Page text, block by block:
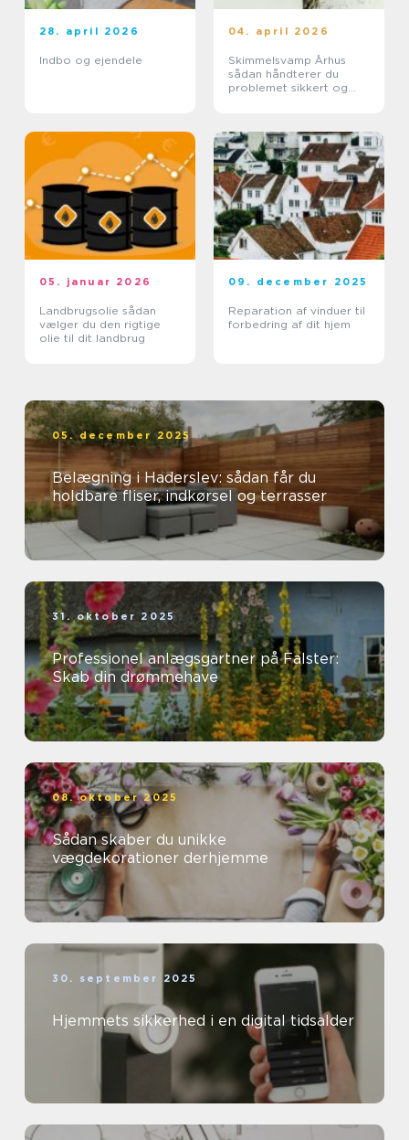
28. april 2026
Indbo og ejendele
04. april 2026
Skimmelsvamp Århus
sådan håndterer du
problemet sikkert og
05. januar 2026
Landbrugsolie sådan
vælger du den rigtige
olie til dit landbrug
09. december 2025
Reparation af vinduer til
forbedring af dit hjem
05. december 2025
Belægning i Haderslev: sådan får du
holdbare fliser, indkørsel og terrasser
31. oktober 2025
Professionel anlægsgartner på Falster:
Skab din drømmehave
08. oktober 2025
Sådan skaber du unikke
vægdekorationer derhjemme
30. september 2025
Hjemmets sikkerhed i en digital tidsalder